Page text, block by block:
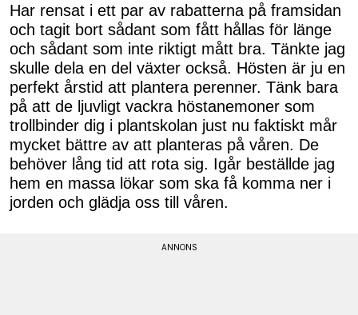
Har rensat i ett par av rabatterna på framsidan
och tagit bort sådant som fått hållas för länge
och sådant som inte riktigt mått bra. Tänkte jag
skulle dela en del växter också. Hösten är ju en
perfekt årstid att plantera perenner. Tänk bara
på att de ljuvligt vackra höstanemoner som
trollbinder dig i plantskolan just nu faktiskt mår
mycket bättre av att planteras på våren. De
behöver lång tid att rota sig. Igår beställde jag
hem en massa lökar som ska få komma ner i
jorden och glädja oss till våren.